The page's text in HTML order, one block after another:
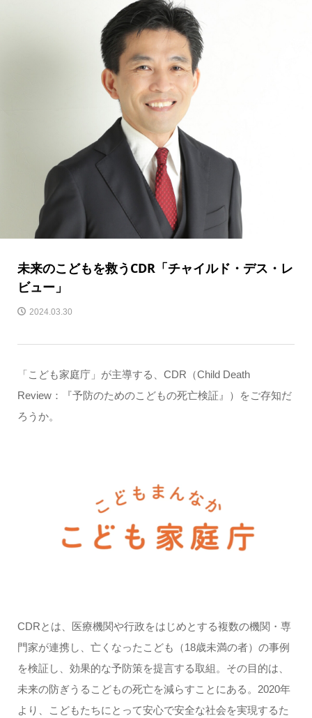
未来のこどもを救うCDR「チャイルド・デス・レ
ビュー」
2024.03.30
「こども家庭庁」が主導する、CDR（Child Death
Review：『予防のためのこどもの死亡検証』）をご存知だ
ろうか。
CDRとは、医療機関や行政をはじめとする複数の機関・専
門家が連携し、亡くなったこども（18歳未満の者）の事例
を検証し、効果的な予防策を提言する取組。その目的は、
未来の防ぎうるこどもの死亡を減らすことにある。2020年
より、こどもたちにとって安心で安全な社会を実現するた